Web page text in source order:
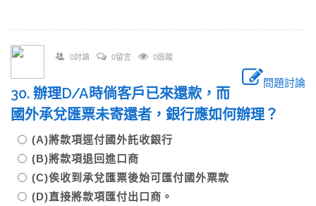
0討論 0留言 0追蹤
問題討論
30. 辦理D/A時倘客戶已來還款，而
國外承兌匯票未寄還者，銀行應如何辦理？
(A)將款項逕付國外託收銀行
(B)將款項退回進口商
(C)俟收到承兌匯票後始可匯付國外票款
(D)直接將款項匯付出口商。